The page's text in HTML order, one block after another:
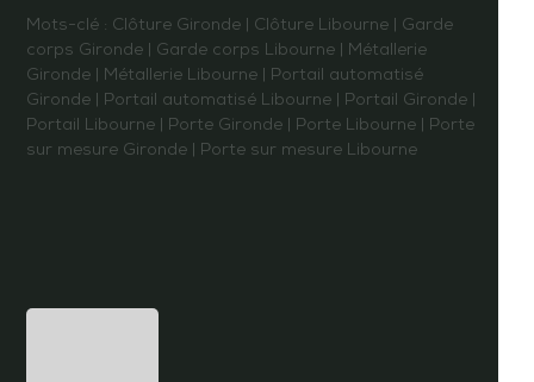
Mots-clé : Clôture Gironde Clôture Libourne
Garde
corps Gironde
Garde corps Libourne
Métallerie
Gironde
Métallerie Libourne
Portail automatisé
Gironde
Portail automatisé Libourne Portail Gironde
Portail Libourne
Porte Gironde Porte Libourne
Porte
sur mesure Gironde
Porte sur mesure Libourne